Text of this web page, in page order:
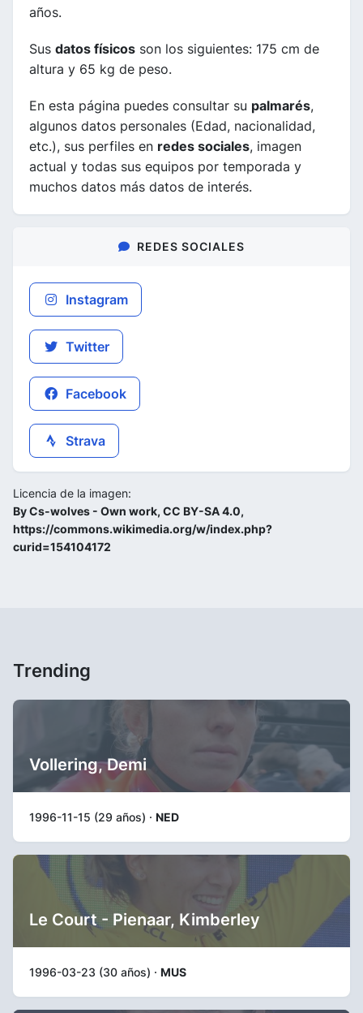
años.
Sus datos físicos son los siguientes: 175 cm de
altura y 65 kg de peso.
En esta página puedes consultar su palmarés,
algunos datos personales (Edad, nacionalidad,
etc.), sus perfiles en redes sociales, imagen
actual y todas sus equipos por temporada y
muchos datos más datos de interés.
REDES SOCIALES
Instagram
Twitter
Facebook
Strava
Licencia de la imagen:
By Cs-wolves - Own work, CC BY-SA 4.0,
https://commons.wikimedia.org/w/index.php?
curid=154104172
Trending
Vollering, Demi
1996-11-15 (29 años) · NED
Le Court - Pienaar, Kimberley
1996-03-23 (30 años) · MUS